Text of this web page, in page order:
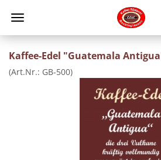
Kaffee-Edel "Guatemala
(Art.Nr.: GB-500)